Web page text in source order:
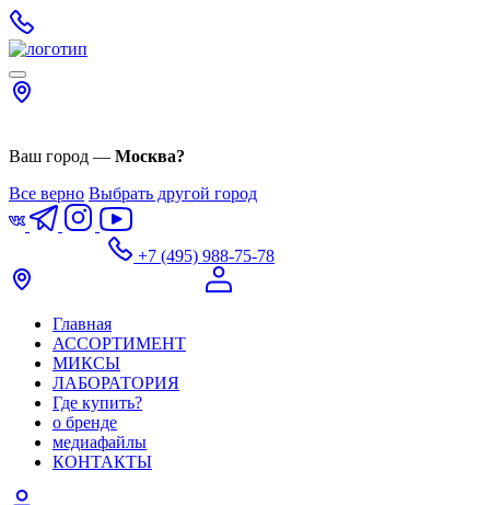
Ваш город — Москва?
Все верно Выбрать другой город
+7 (495) 988-75-78
Главная
АССОРТИМЕНТ
МИКСЫ
ЛАБОРАТОРИЯ
Где купить?
о бренде
медиафайлы
КОНТАКТЫ